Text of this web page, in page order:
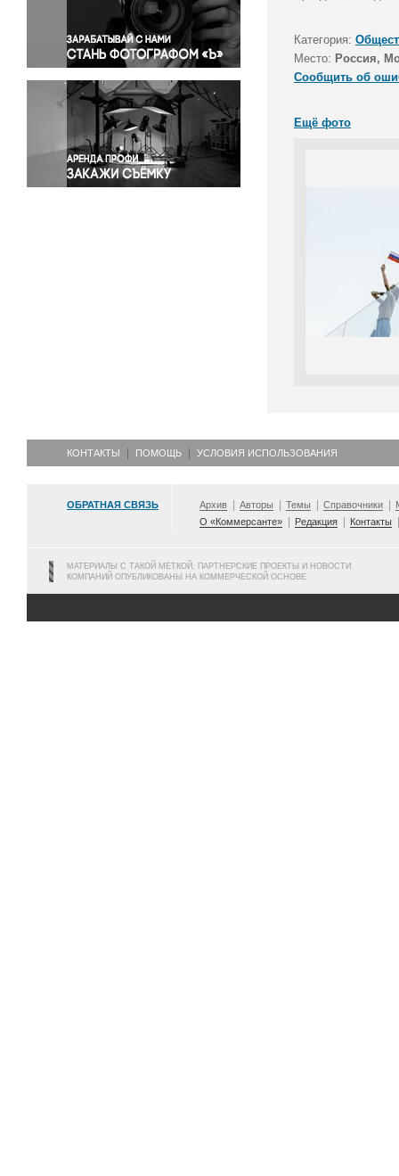
Правосудие
Происшествия и конфликты
Религия
Светская жизнь
Спорт
Экология
Экономика и бизнес
Категория:
Место: Россия,
Сообщить об
Ещё фото
КОНТАКТЫ ПОМОЩЬ УСЛОВИЯ ИСПОЛЬЗОВАНИЯ
ОБРАТНАЯ СВЯЗЬ Архив Авторы Темы Справочники
О «Коммерсанте»
Редакция Контакты
МАТЕРИАЛЫ С ТАКОЙ МЕТКОЙ, ПАРТНЕРСКИЕ ПРОЕКТЫ И НОВОСТИ
КОМПАНИЙ ОПУБЛИКОВАНЫ НА КОММЕРЧЕСКОЙ ОСНОВЕ